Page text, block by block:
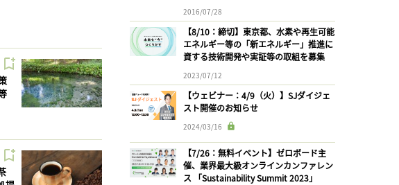
2016/07/28
【8/10：締切】東京都、水素や再生可能
エネルギー等の「新エネルギー」推進に
資する技術開発や実証等の取組を募集
2023/07/12
【ウェビナー：4/9（火）】SJダイジェ
スト開催のお知らせ
2024/03/16
【7/26：無料イベント】ゼロボード主
催、業界最大級オンラインカンファレン
ス 「Sustainability Summit 2023」